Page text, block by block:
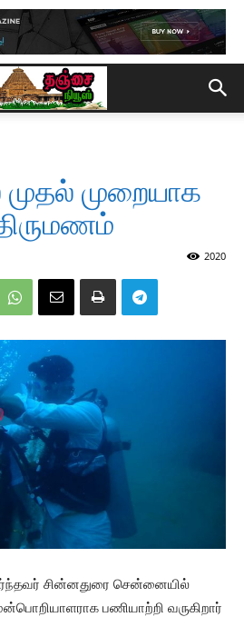
முதல் முறையாக
2020
சின்னதுரை சென்னையில்
பணியாற்றி வருகிறார்